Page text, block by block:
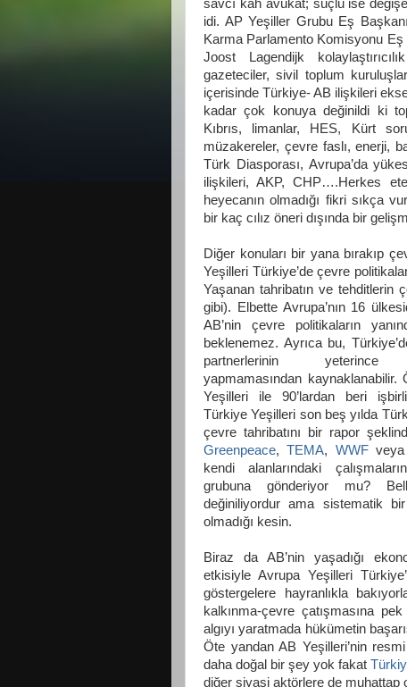
savcı kah avukat; suçlu ise
idi. AP Yeşiller Grubu Eş
Karma Parlamento Komisyonu
Joost Lagendijk
gazeteciler, sivil toplum
içerisinde Türkiye- AB ilişkileri
kadar çok konuya değinildi ki
Kıbrıs, limanlar, HES, Kürt
müzakereler, çevre faslı, enerji,
Türk Diasporası, Avrupa’da
ilişkileri, AKP, CHP….Herkes
heyecanın olmadığı fikri sıkça
bir kaç cılız öneri dışında bir
Diğer konuları bir yana bırakıp
Yeşilleri Türkiye’de çevre
Yaşanan tahribatın ve tehditlerin
gibi). Elbette Avrupa’nın 16
AB’nin çevre politikaların
beklenemez.Ayrıca bu,
partnerlerinin yeterince
yapmamasından kaynaklanabilir.
Yeşilleri ile 90’lardan beri
Türkiye Yeşilleri son beş yılda
çevre tahribatını bir rapor
Greenpeace,TEMA, WWFveya
kendi alanlarındaki
grubuna gönderiyor mu?
değiniliyordur ama sistematik
olmadığı kesin.
Biraz da AB’nin yaşadığı
etkisiyle Avrupa Yeşilleri
göstergelere hayranlıkla
kalkınma-çevre çatışmasına
algıyı yaratmada hükümetin
Öte yandan AB Yeşilleri’nin
daha doğal bir şey yok fakat
diğer siyasi aktörlere de muhattap